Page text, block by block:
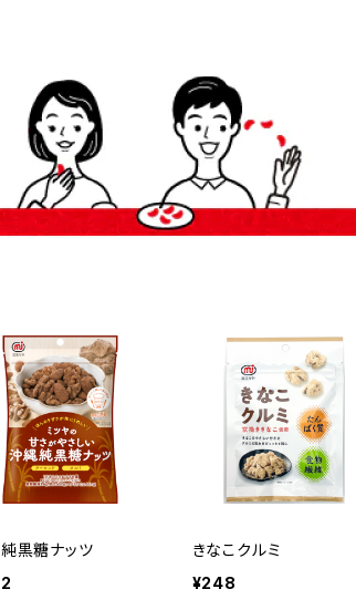
黒糖ナッツ
きなこクルミ
¥248